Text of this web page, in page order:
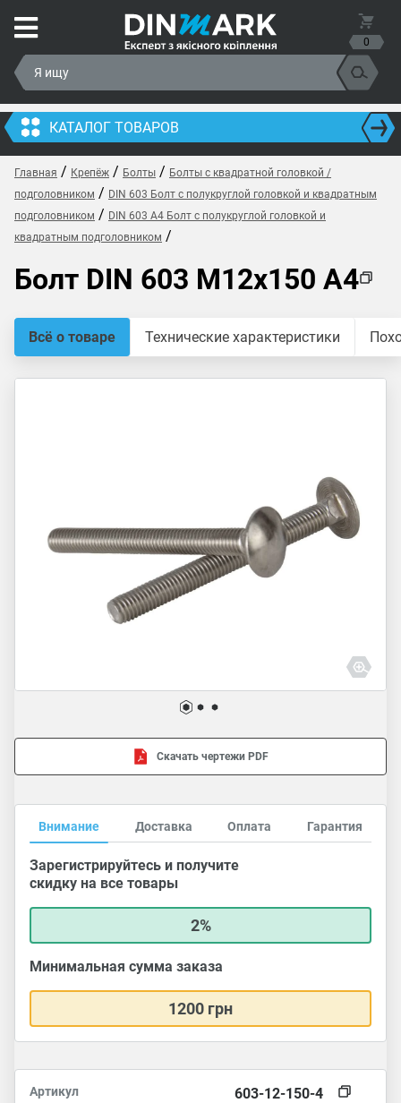
0
КАТАЛОГ ТОВАРОВ
Главная / Крепёж / Болты / Болты с квадратной головкой /
подголовником / DIN 603 Болт с полукруглой головкой и квадратным
подголовником / DIN 603 A4 Болт с полукруглой головкой и
квадратным подголовником /
Болт DIN 603 M12x150 A4
Всё о товаре Технические характеристики
Скачать чертежи PDF
Внимание Доставка Оплата Гарантия
Зарегистрируйтесь и получите
скидку на все товары
2%
Минимальная сумма заказа
1200 грн
Артикул 603-12-150-4